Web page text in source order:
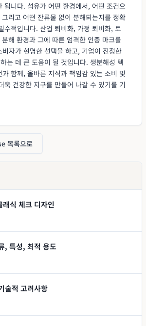
됩니다. 섬유가 어떤 환경에서, 어떤 조건으
리고 어떤 잔류물 없이 분해되는지를 정확
수적입니다. 산업 퇴비화, 가정 퇴비화, 토
해 환경과 그에 따른 엄격한 인증 마크를
자가 현명한 선택을 하고, 기업이 진정한
는 데 큰 도움이 될 것입니다. 생분해성 텍
함께, 올바른 지식과 책임감 있는 소비 및
욱 건강한 지구를 만들어 나갈 수 있기를 기
목록으로
식 체크 디자인
, 특성, 최적 용도
술적 고려사항